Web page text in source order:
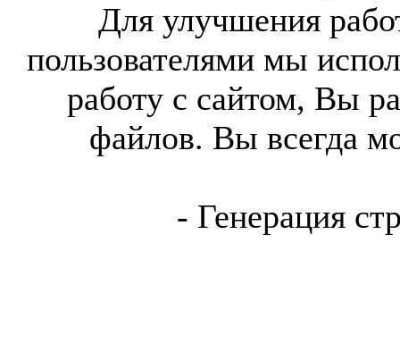
Для улучшения
пользователями мы
работу с сайтом, Вы
файлов. Вы всегда
- Генерация